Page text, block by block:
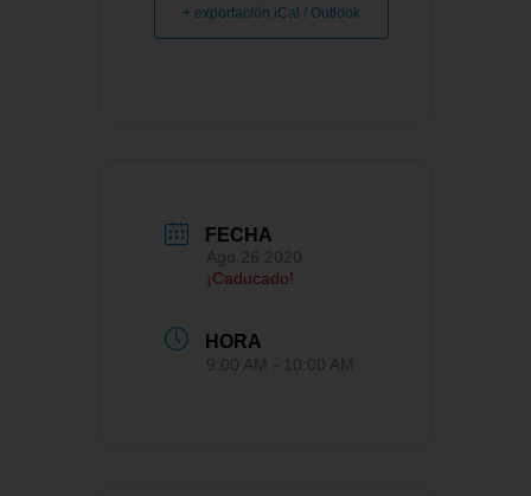
+ exportación iCal / Outlook
FECHA
¡Caducado!
HORA